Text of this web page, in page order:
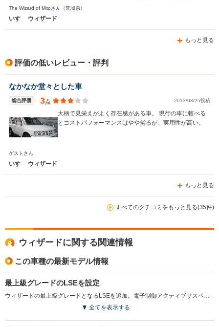
前のRVは２５年間所有し、４２万キロを走った。このウ
The Wizard of Mitoさん （茨城県）
いすゞ ウィザード
もっと見る
評価の低いレビュー・評判
なかなか堂々とした車
総合評価 3点 2013/03/25投稿
大柄で見栄えがよく存在感がある車。 現行の車に較べる
とコストパフォーマンスはやや劣るが、実用性が高い。
ゲストさん
いすゞ ウィザード
もっと見る
すべてのクチコミをもっと見る(35件)
ウィザードに関する関連情報
この車種の最新モデル情報
最上級グレードのLSEを設定
全てを表示する